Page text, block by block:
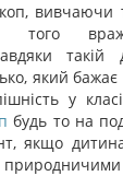
того
такій
який
у
будь то на
якщо